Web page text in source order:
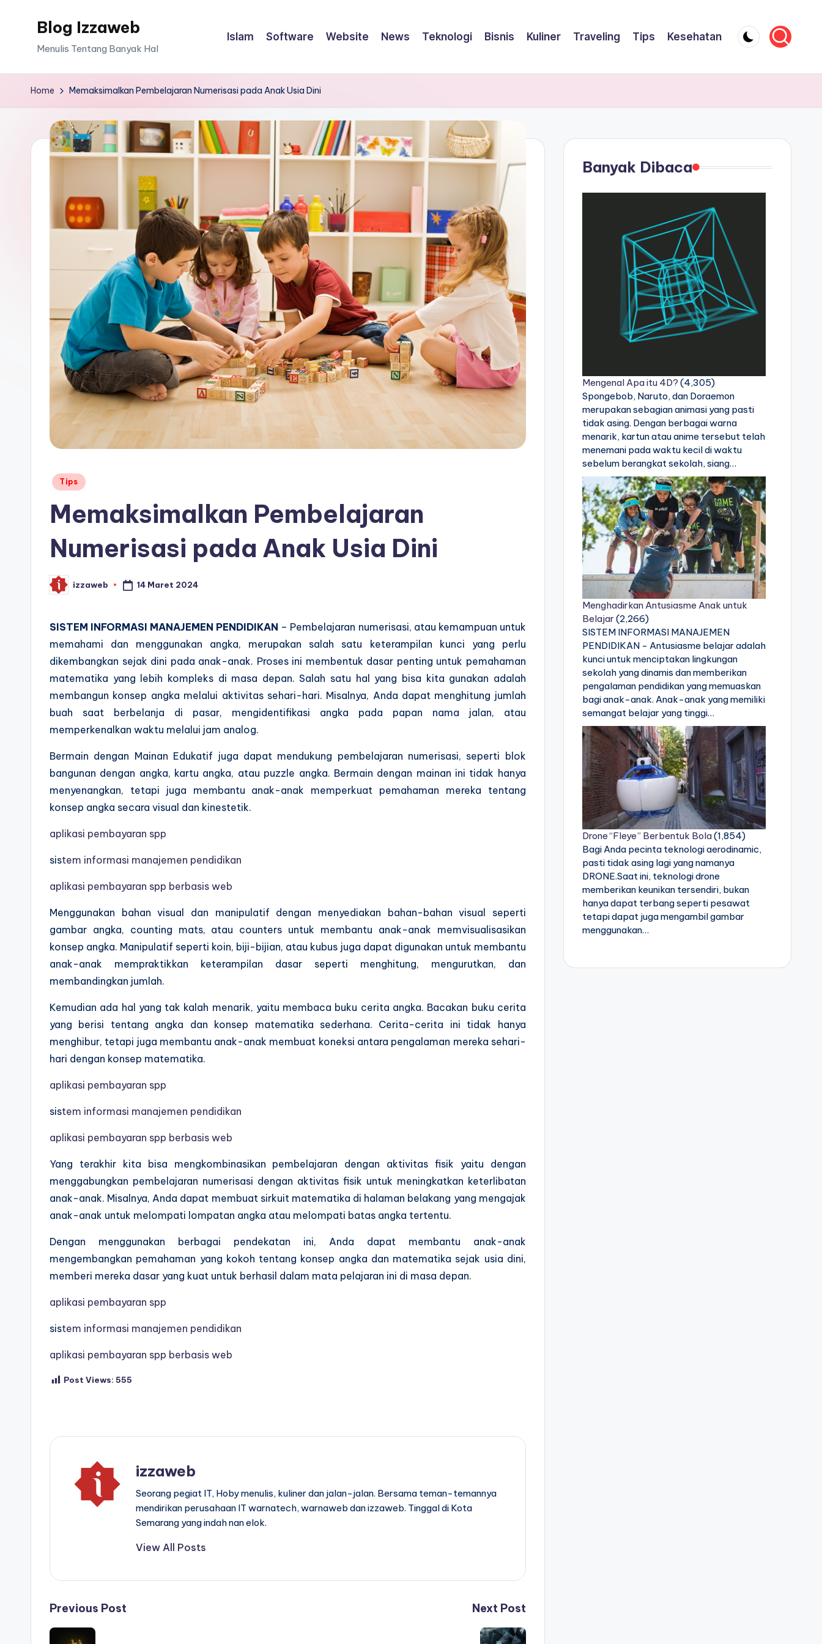
Blog Izzaweb
Menulis Tentang Banyak Hal
Islam Software Website News Teknologi Bisnis Kuliner Traveling Tips Kesehatan
Home Memaksimalkan Pembelajaran Numerisasi pada Anak Usia Dini
Posted
Tips
Memaksimalkan Pembelajaran
Numerisasi pada Anak Usia Dini
Posted
by
izzaweb 14 Maret 2024
SISTEM INFORMASI MANAJEMEN PENDIDIKAN – Pembelajaran numerisasi, atau kemampuan untuk
memahami dan menggunakan angka, merupakan salah satu keterampilan kunci yang perlu
dikembangkan sejak dini pada anak-anak. Proses ini membentuk dasar penting untuk pemahaman
matematika yang lebih kompleks di masa depan. Salah satu hal yang bisa kita gunakan adalah
membangun konsep angka melalui aktivitas sehari-hari. Misalnya, Anda dapat menghitung jumlah
buah saat berbelanja di pasar, mengidentifikasi angka pada papan nama jalan, atau
memperkenalkan waktu melalui jam analog.
Bermain dengan Mainan Edukatif juga dapat mendukung pembelajaran numerisasi, seperti blok
bangunan dengan angka, kartu angka, atau puzzle angka. Bermain dengan mainan ini tidak hanya
menyenangkan, tetapi juga membantu anak-anak memperkuat pemahaman mereka tentang
konsep angka secara visual dan kinestetik.
aplikasi pembayaran spp
sistem informasi manajemen pendidikan
aplikasi pembayaran spp berbasis web
Menggunakan bahan visual dan manipulatif dengan menyediakan bahan-bahan visual seperti
gambar angka, counting mats, atau counters untuk membantu anak-anak memvisualisasikan
konsep angka. Manipulatif seperti koin, biji-bijian, atau kubus juga dapat digunakan untuk membantu
anak-anak mempraktikkan keterampilan dasar seperti menghitung, mengurutkan, dan
membandingkan jumlah.
Kemudian ada hal yang tak kalah menarik, yaitu membaca buku cerita angka. Bacakan buku cerita
yang berisi tentang angka dan konsep matematika sederhana. Cerita-cerita ini tidak hanya
menghibur, tetapi juga membantu anak-anak membuat koneksi antara pengalaman mereka sehari-
hari dengan konsep matematika.
aplikasi pembayaran spp
sistem informasi manajemen pendidikan
aplikasi pembayaran spp berbasis web
Yang terakhir kita bisa mengkombinasikan pembelajaran dengan aktivitas fisik yaitu dengan
menggabungkan pembelajaran numerisasi dengan aktivitas fisik untuk meningkatkan keterlibatan
anak-anak. Misalnya, Anda dapat membuat sirkuit matematika di halaman belakang yang mengajak
anak-anak untuk melompati lompatan angka atau melompati batas angka tertentu.
Dengan menggunakan berbagai pendekatan ini, Anda dapat membantu anak-anak
mengembangkan pemahaman yang kokoh tentang konsep angka dan matematika sejak usia dini,
memberi mereka dasar yang kuat untuk berhasil dalam mata pelajaran ini di masa depan.
aplikasi pembayaran spp
sistem informasi manajemen pendidikan
aplikasi pembayaran spp berbasis web
Post Views: 555
izzaweb
Seorang pegiat IT, Hoby menulis, kuliner dan jalan-jalan. Bersama teman-temannya
mendirikan perusahaan IT warnatech, warnaweb dan izzaweb. Tinggal di Kota
Semarang yang indah nan elok.
View All Posts
Post
Previous Post Next Post
Banyak Dibaca
Mengenal Apa itu 4D? (4,305)
Spongebob, Naruto, dan Doraemon
merupakan sebagian animasi yang pasti
tidak asing. Dengan berbagai warna
menarik, kartun atau anime tersebut telah
menemani pada waktu kecil di waktu
sebelum berangkat sekolah, siang…
Menghadirkan Antusiasme Anak untuk
Belajar (2,266)
SISTEM INFORMASI MANAJEMEN
PENDIDIKAN - Antusiasme belajar adalah
kunci untuk menciptakan lingkungan
sekolah yang dinamis dan memberikan
pengalaman pendidikan yang memuaskan
bagi anak-anak. Anak-anak yang memiliki
semangat belajar yang tinggi…
Drone “Fleye” Berbentuk Bola(1,854)
Bagi Anda pecinta teknologi aerodinamic,
pasti tidak asing lagi yang namanya
DRONE.Saat ini, teknologi drone
memberikan keunikan tersendiri, bukan
hanya dapat terbang seperti pesawat
tetapi dapat juga mengambil gambar
menggunakan…